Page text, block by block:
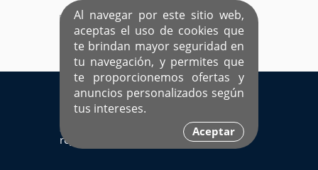
Al navegar por este sitio web,
aceptas el uso de cookies que
te brindan mayor seguridad en
tu navegación, y permites que
te proporcionemos ofertas y
anuncios personalizados según
tus intereses.
Aceptar
EL ÚNICO SITIO DEDICADO A SOLTEROS
HISPANOS COMO TÚ
Ingresa aquí
Sí ya estás
registrado